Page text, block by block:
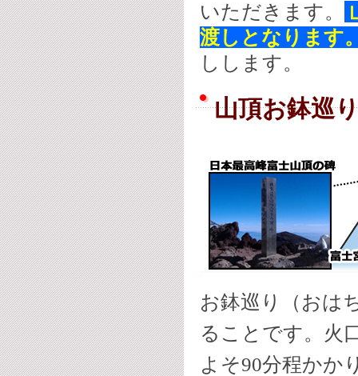
いただきます。
渡しとなります
しします。
山頂お鉢巡
お鉢巡り（おは
ることです。火
よそ90分程かか